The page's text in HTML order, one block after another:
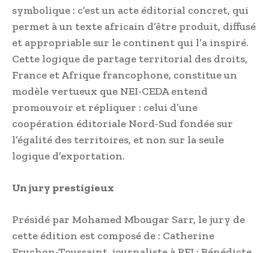
symbolique : c’est un acte éditorial concret, qui
permet à un texte africain d’être produit, diffusé
et appropriable sur le continent qui l’a inspiré.
Cette logique de partage territorial des droits,
France et Afrique francophone, constitue un
modèle vertueux que NEI-CEDA entend
promouvoir et répliquer : celui d’une
coopération éditoriale Nord-Sud fondée sur
l’égalité des territoires, et non sur la seule
logique d’exportation.
Un jury prestigieux
Présidé par Mohamed Mbougar Sarr, le jury de
cette édition est composé de : Catherine